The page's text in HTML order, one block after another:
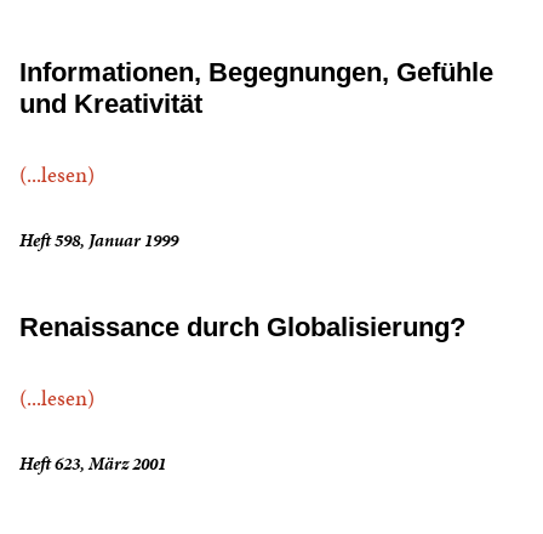
Informationen, Begegnungen, Gefühle
und Kreativität
(...lesen)
Heft 598, Januar 1999
Renaissance durch Globalisierung?
(...lesen)
Heft 623, März 2001